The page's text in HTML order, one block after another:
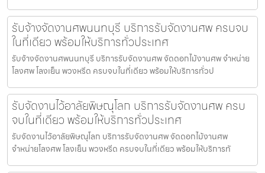
รับจ้างจัดงานศพนนทบุรี บริการรับจัดงานศพ ครบจบ
ในที่เดียว พร้อมให้บริการทั่วประเทศ
รับจ้างจัดงานศพนนทบุรี บริการรับจัดงานศพ จัดดอกไม้งานศพ จำหน่าย
โลงศพ โลงเย็น พวงหรีด ครบจบในที่เดียว พร้อมให้บริการทั่วป
รับจัดงานไว้อาลัยพิษณุโลก บริการรับจัดงานศพ ครบ
จบในที่เดียว พร้อมให้บริการทั่วประเทศ
รับจัดงานไว้อาลัยพิษณุโลก บริการรับจัดงานศพ จัดดอกไม้งานศพ
จำหน่ายโลงศพ โลงเย็น พวงหรีด ครบจบในที่เดียว พร้อมให้บริการทั